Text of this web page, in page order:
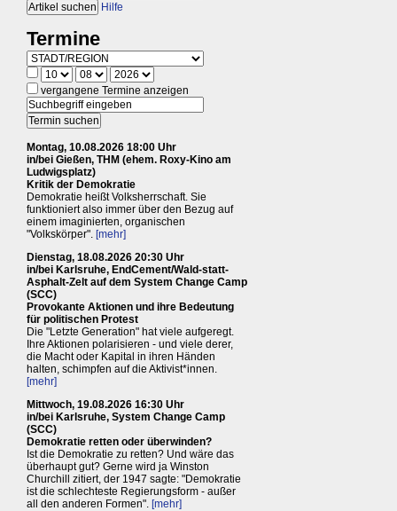
Hilfe
Termine
vergangene Termine anzeigen
Montag, 10.08.2026 18:00 Uhr
in/bei Gießen, THM (ehem. Roxy-Kino am
Ludwigsplatz)
Kritik der Demokratie
Demokratie heißt Volksherrschaft. Sie
funktioniert also immer über den Bezug auf
einem imaginierten, organischen
"Volkskörper". [mehr]
Dienstag, 18.08.2026 20:30 Uhr
in/bei Karlsruhe, EndCement/Wald-statt-
Asphalt-Zelt auf dem System Change Camp
(SCC)
Provokante Aktionen und ihre Bedeutung
für politischen Protest
Die "Letzte Generation" hat viele aufgeregt.
Ihre Aktionen polarisieren - und viele derer,
die Macht oder Kapital in ihren Händen
halten, schimpfen auf die Aktivist*innen.
[mehr]
Mittwoch, 19.08.2026 16:30 Uhr
in/bei Karlsruhe, System Change Camp
(SCC)
Demokratie retten oder überwinden?
Ist die Demokratie zu retten? Und wäre das
überhaupt gut? Gerne wird ja Winston
Churchill zitiert, der 1947 sagte: "Demokratie
ist die schlechteste Regierungsform - außer
all den anderen Formen". [mehr]